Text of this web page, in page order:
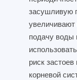
засушливую
подачу воды
риск
корневой